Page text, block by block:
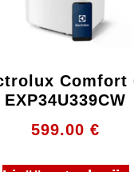
Comfort
EXP34U339CW
599.00 €